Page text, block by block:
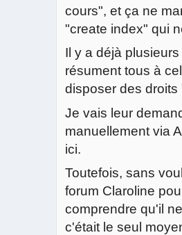
cours", et ça ne
"create index" qui
Il y a déjà
résument tous à
disposer des
Je vais leur
manuellement via
ici.
Toutefois, sans
forum Claroline
comprendre qu'il
c'était le seul